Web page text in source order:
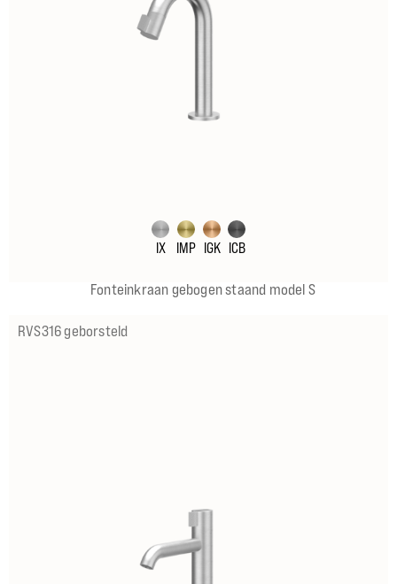
IX IMP IGK ICB
Fonteinkraan gebogen staand model S
RVS316 geborsteld